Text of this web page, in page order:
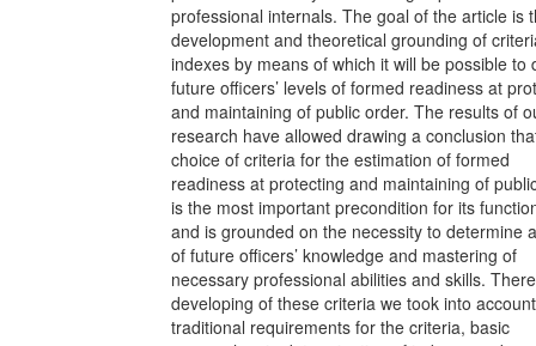
professional internals. The goal of the article is
development and theoretical grounding of
indexes by means of which it will be possible to
future officers’ levels of formed readiness at
and maintaining of public order. The results of
research have allowed drawing a conclusion
choice of criteria for the estimation of formed
readiness at protecting and maintaining of
is the most important precondition for its
and is grounded on the necessity to determine
of future officers’ knowledge and mastering of
necessary professional abilities and skills.
developing of these criteria we took into
traditional requirements for the criteria, basic